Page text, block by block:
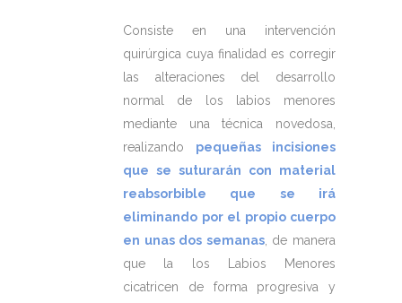
Consiste en una intervención
quirúrgica cuya finalidad es corregir
las alteraciones del desarrollo
normal de los labios menores
mediante una técnica novedosa,
realizando pequeñas incisiones
que se suturarán con material
reabsorbible que se irá
eliminando por el propio cuerpo
en unas dos semanas, de manera
que la los Labios Menores
cicatricen de forma progresiva y